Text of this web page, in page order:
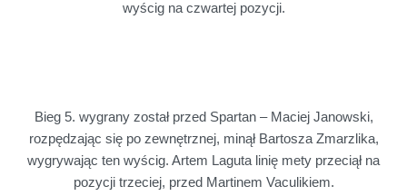
wyścig na czwartej pozycji.
Bieg 5. wygrany został przed Spartan – Maciej Janowski,
rozpędzając się po zewnętrznej, minął Bartosza Zmarzlika,
wygrywając ten wyścig. Artem Laguta linię mety przeciął na
pozycji trzeciej, przed Martinem Vaculikiem.